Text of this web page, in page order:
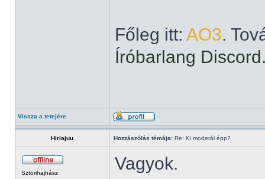
Főleg itt: AO3.
Íróbarlang Discord
Vissza a tetejére
Hiriajuu Hozzászólás témája: Re: Ki moderál épp?
Sztorihajhász Vagyok.